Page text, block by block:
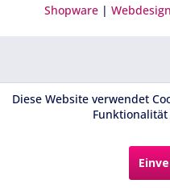
Shopware|
Diese Website verwendet